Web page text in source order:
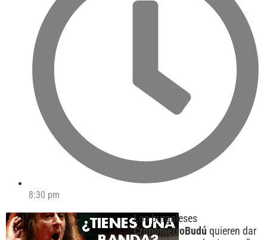
8:30 pm
Los burgaleses
CronómetroBudú quieren dar